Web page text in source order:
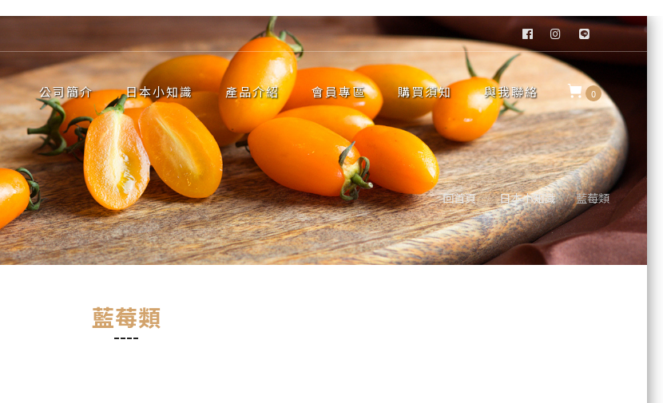
公司簡介 日本小知識 產品介紹 會員專區 購買須知 與我聯絡 0
回首頁 日本小知識 藍莓類
藍莓類